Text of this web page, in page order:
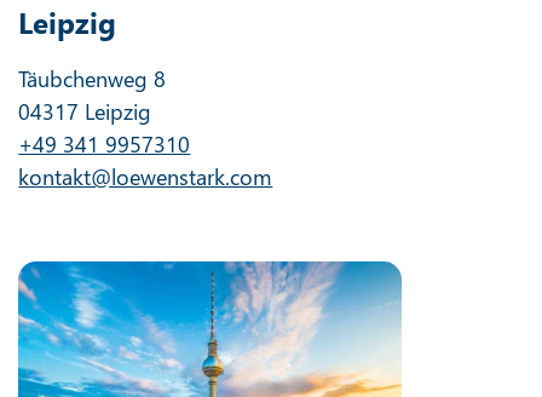
Leipzig
Täubchenweg 8
04317 Leipzig
+49 341 9957310
kontakt@loewenstark.com